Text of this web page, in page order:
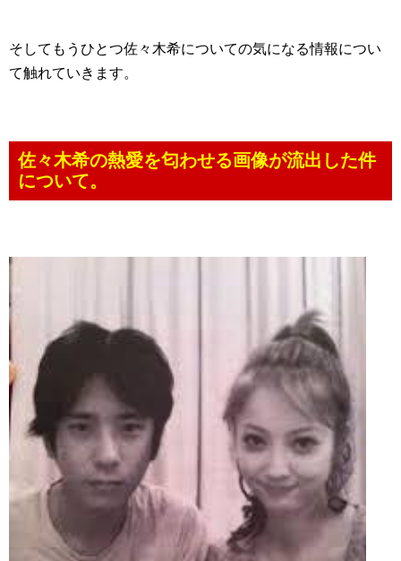
そしてもうひとつ佐々木希についての気になる情報につい
て触れていきます。
佐々木希の熱愛を匂わせる画像が流出した件
について。